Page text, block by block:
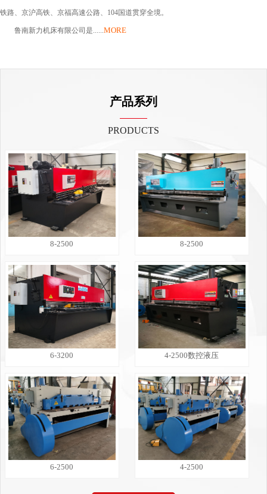
铁路、京沪高铁、京福高速公路、104国道贯穿全境。
鲁南新力机床有限公司是......MORE
产品系列
PRODUCTS
8-2500 8-2500
6-3200 4-2500数控液压
6-2500 4-2500